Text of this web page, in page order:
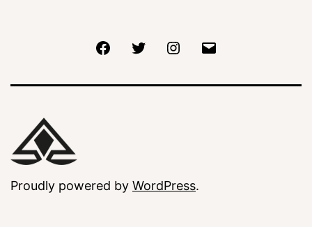
FacebookTwitter Instagram
Proudly powered by WordPress.